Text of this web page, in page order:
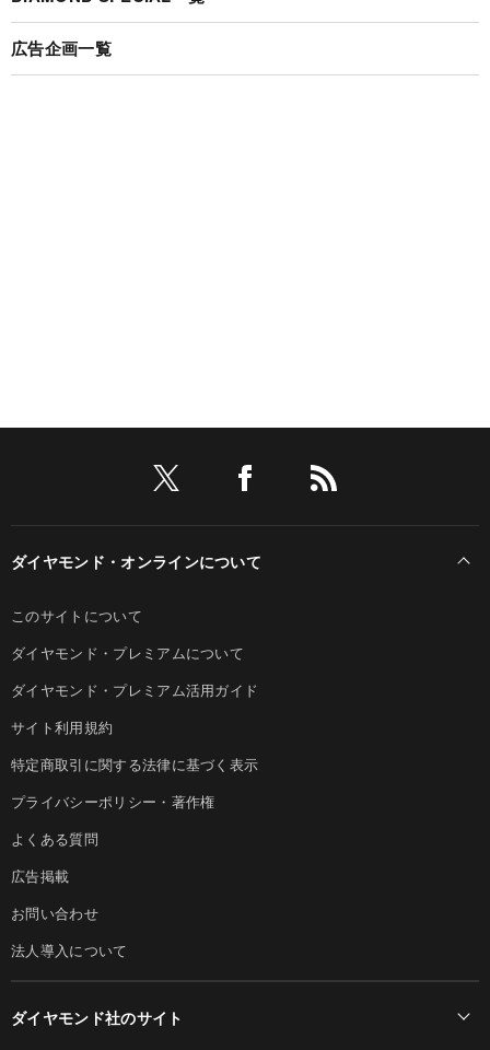
広告企画一覧
ダイヤモンド・オンラインについて
このサイトについて
ダイヤモンド・プレミアムについて
ダイヤモンド・プレミアム活用ガイド
サイト利用規約
特定商取引に関する法律に基づく表示
プライバシーポリシー・著作権
よくある質問
広告掲載
お問い合わせ
法人導入について
ダイヤモンド社のサイト